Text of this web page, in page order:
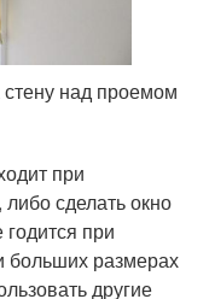
над проемом
при
сделать окно
при
больших размерах
другие